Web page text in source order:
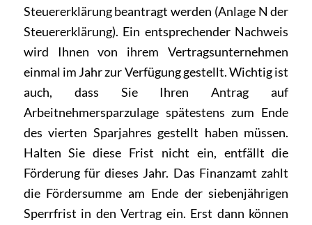
Steuererklärung beantragt werden (Anlage N der
Steuererklärung). Ein entsprechender Nachweis
wird Ihnen von ihrem Vertragsunternehmen
einmal im Jahr zur Verfügung gestellt. Wichtig ist
auch, dass Sie Ihren Antrag auf
Arbeitnehmersparzulage spätestens zum Ende
des vierten Sparjahres gestellt haben müssen.
Halten Sie diese Frist nicht ein, entfällt die
Förderung für dieses Jahr. Das Finanzamt zahlt
die Fördersumme am Ende der siebenjährigen
Sperrfrist in den Vertrag ein. Erst dann können